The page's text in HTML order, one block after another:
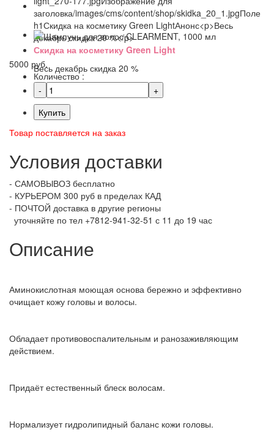
Скидка на косметику Green Light
Весь декабрь скидка 20 %
5000 руб.
Количество :
Купить
Товар поставляется на заказ
Условия доставки
- САМОВЫВОЗ бесплатно
- КУРЬЕРОМ 300 руб в пределах КАД
- ПОЧТОЙ доставка в другие регионы
уточняйте по тел +7812-941-32-51 с 11 до 19 час
Описание
Аминокислотная моющая основа бережно и эффективно
очищает кожу головы и волосы.
Обладает противовоспалительным и ранозаживляющим
действием.
Придаёт естественный блеск волосам.
Нормализует гидролипидный баланс кожи головы.